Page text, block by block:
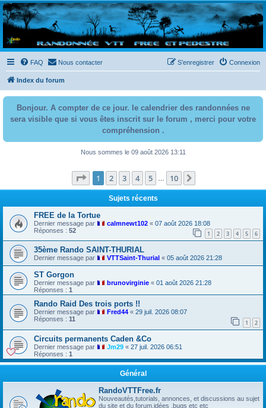
Randovttfree.fr
Bienvenue sur le site des randos vtt et pédestre de Bretagne . Bonne navigation sur le site
et bonnes randos dans l'Ouest !
FAQ Nous contacter Connexion
S’enregistrer
Index du forum
Bonjour. A compter de ce jour. le calendrier des randonnées ne
sera visible que si vous êtes inscrit sur le forum , merci pour votre
compréhension .
Nous sommes le 09 août 2026 13:11
Page 1sur10
1 2 3 4 5 10
Sujets récents
FREE de la Tortue
Dernier message par calmnewt102 « 07 août 2026 18:08
Réponses : 52 1 2 3 4 5 6
35ème Rando SAINT-THURIAL
Dernier message par VTTSaint-Thurial « 05 août 2026 21:28
ST Gorgon
Dernier message par brunovirginie « 01 août 2026 21:28
Réponses : 1
Rando Raid Des trois ports !!
Dernier message par Fred44 « 29 juil. 2026 08:07
Réponses : 11 1 2
Circuits permanents Caden &Co
Dernier message par Jm29 « 27 juil. 2026 06:51
Réponses : 1
Général
RandoVTTFree.fr
Nouveautés,tutorials, annonces, et discussions au sujet
du site et du forum,idées ,bugs etc etc